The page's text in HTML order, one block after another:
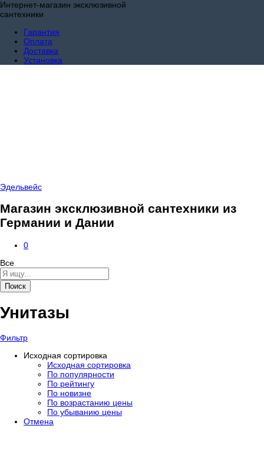
Интернет-магазин эксклюзивной
сантехники
Гарантия
Оплата
Доставка
Установка
Эдельвейс
Магазин эксклюзивной сантехники из
Германии и Дании
0
Все
Поиск
Унитазы
Фильтр
Исходная сортировка
Исходная сортировка
По популярности
По рейтингу
По новизне
По возрастанию цены
По убыванию цены
Отмена